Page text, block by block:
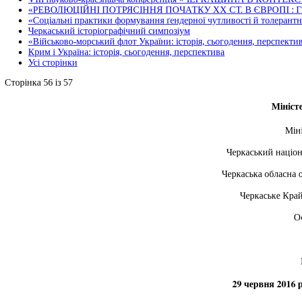
«РЕВОЛЮЦІЙНІ ПОТРЯСІННЯ ПОЧАТКУ ХХ СТ. В ЄВРОПІ
«Соціальні практики формування ґендерної чутливості й
Черкаський історіографічний симпозіум
«Військово-морський флот України: історія, сьогодення,
Крим і Україна: історія, сьогодення, перспектива
Усі сторінки
Сторінка 56 із 57
Черкаський
Черкаська обласна
Черкаське
29 червня 2016